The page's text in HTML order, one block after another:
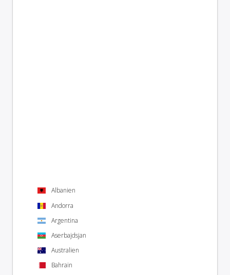
Albanien
Andorra
Argentina
Aserbajdsjan
Australien
Bahrain